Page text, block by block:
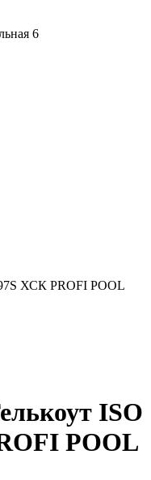
6
ХСК PROFI POOL
ISO
POOL